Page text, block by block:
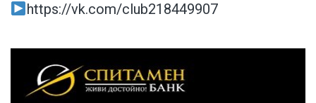
https://vk.com/club218449907